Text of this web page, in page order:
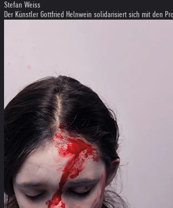
Stefan Weiss
Der Künstler Gottfried Helnwein solidarisiert sich mit den